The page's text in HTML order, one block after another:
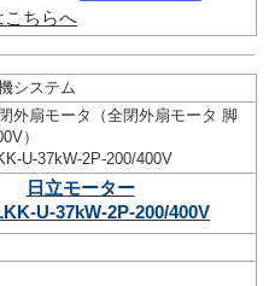
こちらへ
システム
外扇モータ（全閉外扇モータ 脚
）
U-37kW-2P-200/400V
日立モーター
U-37kW-2P-200/400V